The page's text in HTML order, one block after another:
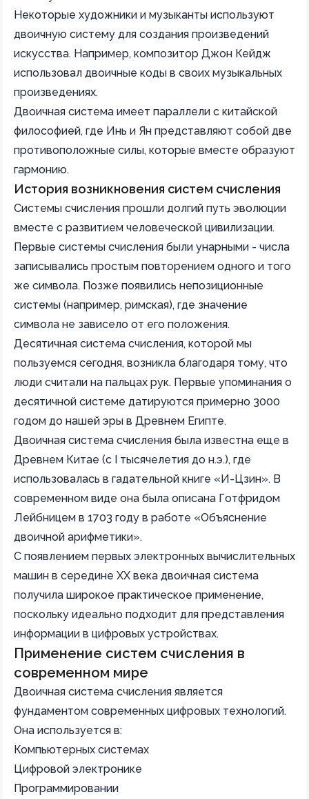
Некоторые художники и музыканты используют
двоичную систему для создания произведений
искусства. Например, композитор Джон Кейдж
использовал двоичные коды в своих музыкальных
произведениях.
Двоичная система имеет параллели с китайской
философией, где Инь и Ян представляют собой две
противоположные силы, которые вместе образуют
гармонию.
История возникновения систем счисления
Системы счисления прошли долгий путь эволюции
вместе с развитием человеческой цивилизации.
Первые системы счисления были унарными - числа
записывались простым повторением одного и того
же символа. Позже появились непозиционные
системы (например, римская), где значение
символа не зависело от его положения.
Десятичная система счисления, которой мы
пользуемся сегодня, возникла благодаря тому, что
люди считали на пальцах рук. Первые упоминания о
десятичной системе датируются примерно 3000
годом до нашей эры в Древнем Египте.
Двоичная система счисления была известна еще в
Древнем Китае (с I тысячелетия до н.э.), где
использовалась в гадательной книге «И-Цзин». В
современном виде она была описана Готфридом
Лейбницем в 1703 году в работе «Объяснение
двоичной арифметики».
С появлением первых электронных вычислительных
машин в середине XX века двоичная система
получила широкое практическое применение,
поскольку идеально подходит для представления
информации в цифровых устройствах.
Применение систем счисления в
современном мире
Двоичная система счисления является
фундаментом современных цифровых технологий.
Она используется в:
Компьютерных системах
Цифровой электронике
Программировании